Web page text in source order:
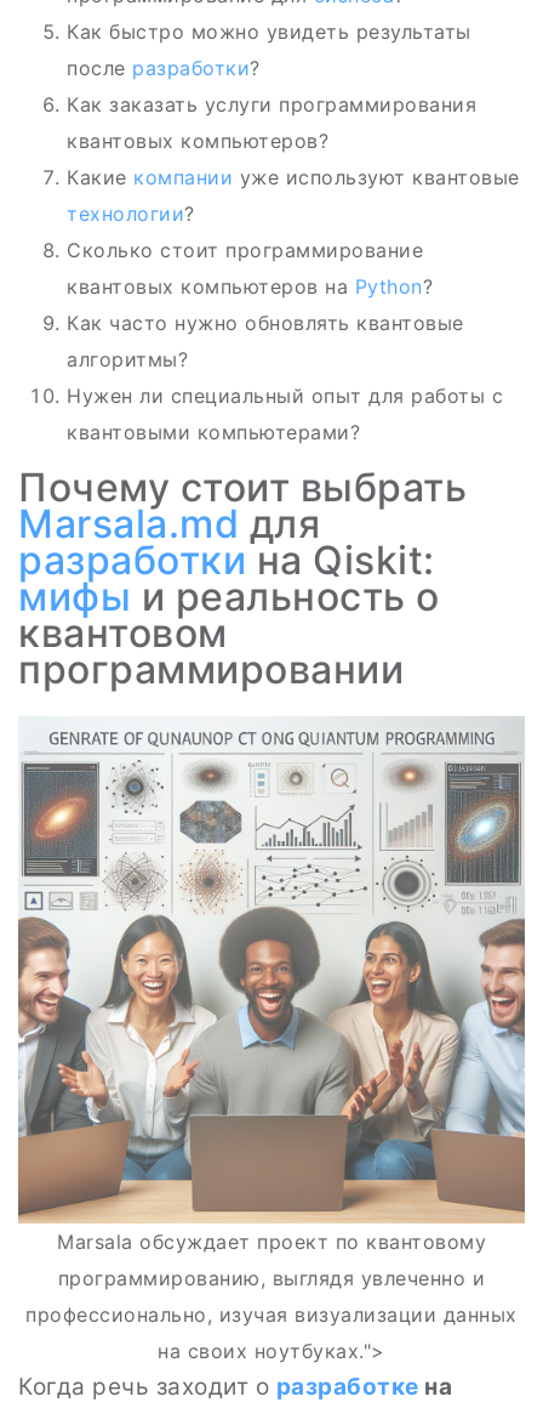
Как быстро можно увидеть результаты
после разработки?
Как заказать услуги программирования
квантовых компьютеров?
Какие компании уже используют квантовые
технологии?
Сколько стоит программирование
квантовых компьютеров на Python?
Как часто нужно обновлять квантовые
алгоритмы?
Нужен ли специальный опыт для работы с
квантовыми компьютерами?
Почему стоит выбрать
Marsala.md для
разработкина Qiskit:
мифы и реальность о
квантовом
программировании
Marsala обсуждает проект по квантовому
программированию, выглядя увлеченно и
профессионально, изучая визуализации данных
на своих ноутбуках.">
Когда речь заходит о разработке на